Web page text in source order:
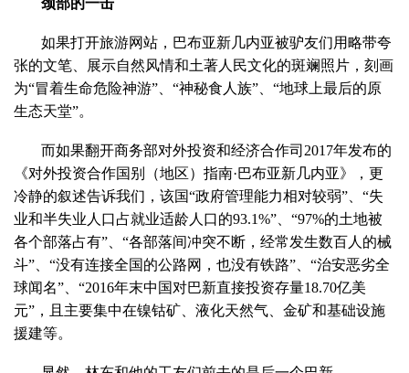
如果打开旅游网站，巴布亚新几内亚被驴友们用略带夸
张的文笔、展示自然风情和土著人民文化的斑斓照片，刻画
为“冒着生命危险神游”、“神秘食人族”、“地球上最后的原
生态天堂”。
而如果翻开商务部对外投资和经济合作司2017年发布的
《对外投资合作国别（地区）指南·巴布亚新几内亚》，更
冷静的叙述告诉我们，该国“政府管理能力相对较弱”、“失
业和半失业人口占就业适龄人口的93.1%”、“97%的土地被
各个部落占有”、“各部落间冲突不断，经常发生数百人的械
斗”、“没有连接全国的公路网，也没有铁路”、“治安恶劣全
球闻名”、“2016年末中国对巴新直接投资存量18.70亿美
元”，且主要集中在镍钴矿、液化天然气、金矿和基础设施
援建等。